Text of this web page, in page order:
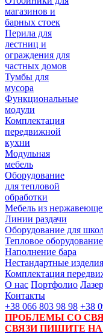
магазинов и
барных стоек
Перила для
лестниц и
ограждения для
частных домов
Тумбы для
мусора
Функциональные
модули
Комплектация
передвижной
кухни
Модульная
мебель
Оборудование
для тепловой
обработки
Мебель из
Линии раздачи
Оборудование для
Тепловое оборудование
Наполнение бара
Нестандартные изделия
Комплектация
О нас Портфолио
Контакты
+38 066 803 98 98 +38
ПРОБЛЕМЫ СО
СВЯЗИ ПИШИТЕ НА